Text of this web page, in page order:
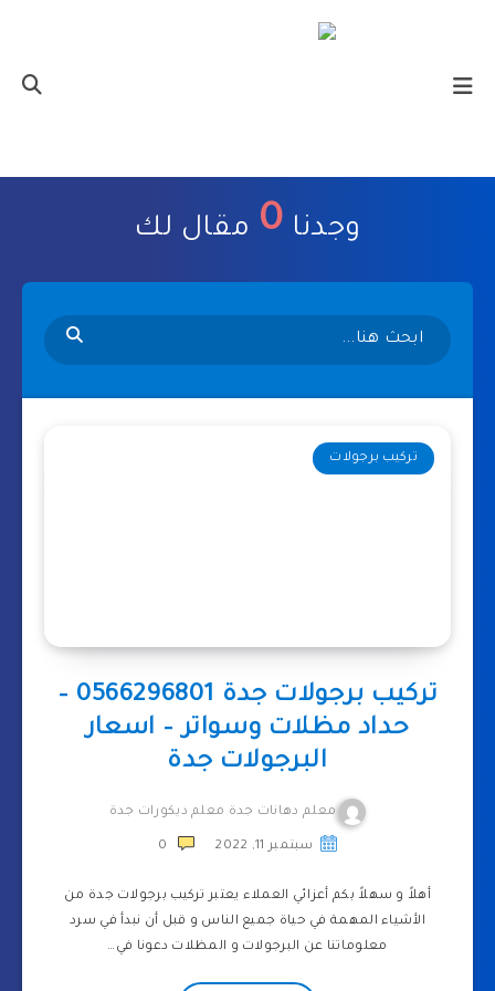
وجدنا 0 مقال لك
تركيب برجولات
تركيب برجولات جدة 0566296801 –
حداد مظلات وسواتر – اسعار
البرجولات جدة
معلم دهانات جدة معلم ديكورات جدة
سبتمبر 11, 2022 0
أهلاً و سهلاً بكم أعزائي العملاء يعتبر تركيب برجولات جدة من
الأشياء المهمة في حياة جميع الناس و قبل أن نبدأ في سرد
معلوماتنا عن البرجولات و المظلات دعونا في…